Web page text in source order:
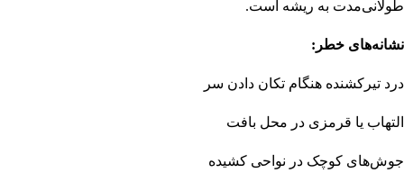
طولانی‌مدت به ریشه است.
نشانه‌های خطر :
درد تیرکشنده هنگام تکان دادن سر
التهاب یا قرمزی در محل بافت
جوش‌های کوچک در نواحی کشیده